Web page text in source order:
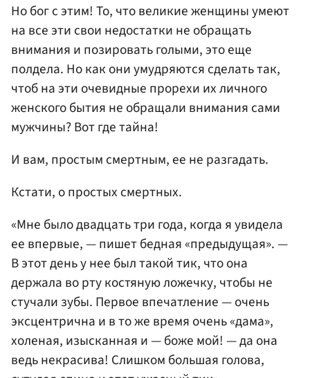
Но бог с этим! То, что великие женщины умеют
на все эти свои недостатки не обращать
внимания и позировать голыми, это еще
полдела. Но как они умудряются сделать так,
чтоб на эти очевидные прорехи их личного
женского бытия не обращали внимания сами
мужчины? Вот где тайна!
И вам, простым смертным, ее не разгадать.
Кстати, о простых смертных.
«Мне было двадцать три года, когда я увидела
ее впервые, — пишет бедная «предыдущая». —
В этот день у нее был такой тик, что она
держала во рту костяную ложечку, чтобы не
стучали зубы. Первое впечатление — очень
эксцентрична и в то же время очень «дама»,
холеная, изысканная и — боже мой! — да она
ведь некрасива! Слишком большая голова,